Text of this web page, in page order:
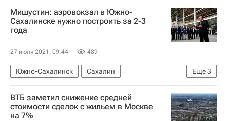
Мишустин: аэровокзал в Южно-
Сахалинске нужно построить за 2-3
года
27 июля 2021, 09:44 489
Еще3
Южно-Сахалинск
Сахалин
Михаил Мишустин
Строительство
Инфраструктура
ВТБ заметил снижение средней
стоимости сделок с жильем в Москве
на 7%